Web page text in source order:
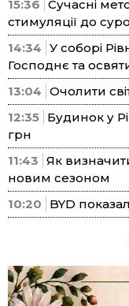
15:36 Сучасні
стимуляції до
14:34 У соборі
Господнє та
13:04 Очолити
12:35 Будинок у
грн
11:43 Як
новим сезоном
10:20
BYD